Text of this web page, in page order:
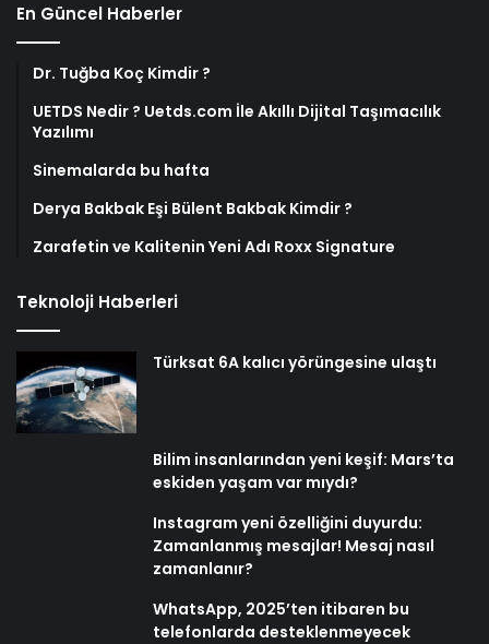
En Güncel Haberler
Dr. Tuğba Koç Kimdir ?
UETDS Nedir ? Uetds.com İle Akıllı Dijital Taşımacılık
Yazılımı
Sinemalarda bu hafta
Derya Bakbak Eşi Bülent Bakbak Kimdir ?
Zarafetin ve Kalitenin Yeni Adı Roxx Signature
Teknoloji Haberleri
Türksat 6A kalıcı yörüngesine ulaştı
Bilim insanlarından yeni keşif: Mars’ta
eskiden yaşam var mıydı?
Instagram yeni özelliğini duyurdu:
Zamanlanmış mesajlar! Mesaj nasıl
zamanlanır?
WhatsApp, 2025’ten itibaren bu
telefonlarda desteklenmeyecek